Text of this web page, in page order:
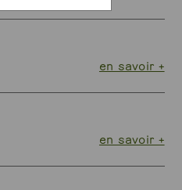
en savoir +
en savoir +